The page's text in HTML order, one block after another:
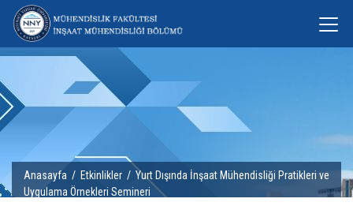
Anasayfa / Etkinlikler / Yurt Dışında İnşaat Mühendisliği Pratikleri ve
Uygulama Örnekleri Semineri